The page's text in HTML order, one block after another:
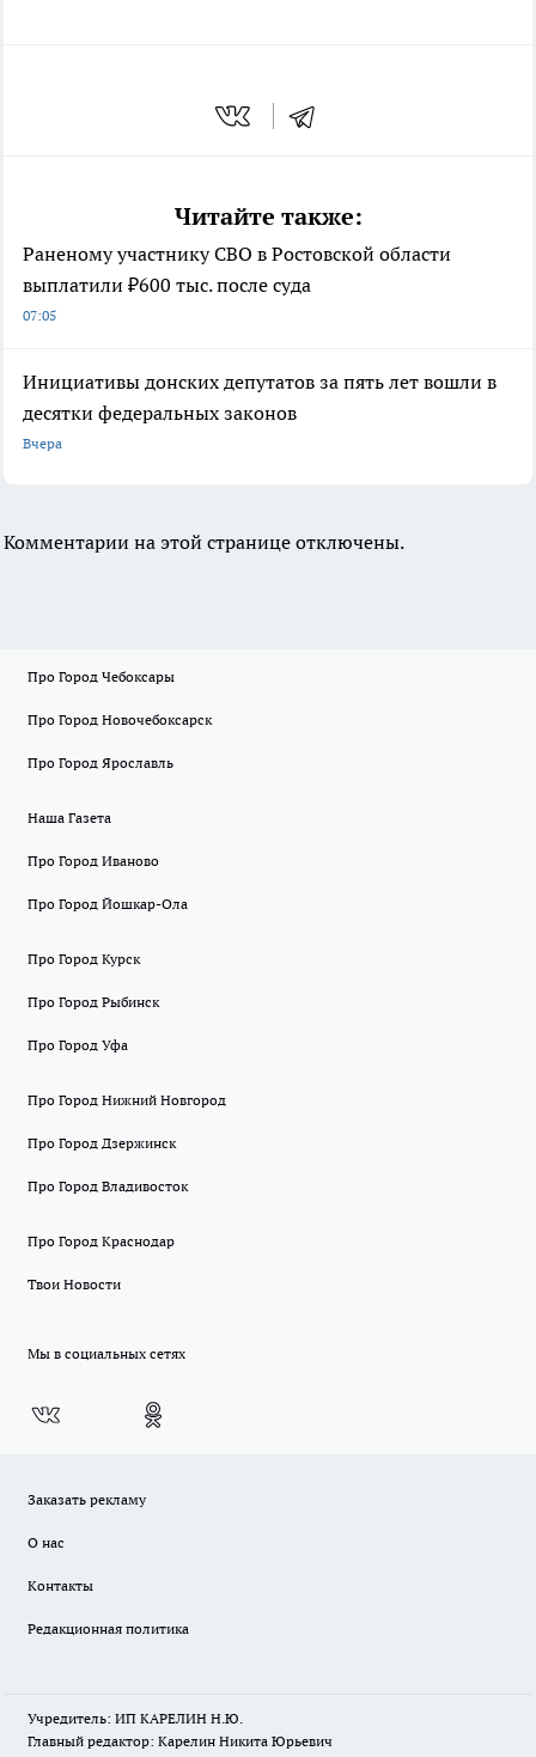
Читайте также:
Раненому участнику СВО в Ростовской области
выплатили ₽600 тыс. после суда
07:05
Инициативы донских депутатов за пять лет вошли в
десятки федеральных законов
Вчера
Комментарии на этой странице отключены.
Про Город Чебоксары
Про Город Новочебоксарск
Про Город Ярославль
Наша Газета
Про Город Иваново
Про Город Йошкар-Ола
Про Город Курск
Про Город Рыбинск
Про Город Уфа
Про Город Нижний Новгород
Про Город Дзержинск
Про Город Владивосток
Про Город Краснодар
Твои Новости
Мы в социальных сетях
Заказать рекламу
О нас
Контакты
Редакционная политика
Учредитель: ИП КАРЕЛИН Н.Ю.
Главный редактор: Карелин Никита Юрьевич